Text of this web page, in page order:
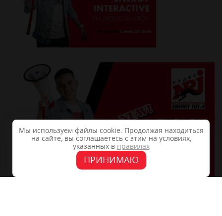
Мы используем файлы cookie. Продолжая находиться
на сайте, вы соглашаетесь с этим на условиях,
указанных в правилах
ПРИНИМАЮ